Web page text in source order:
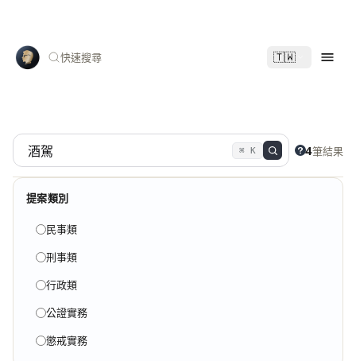
快速搜尋 🇹🇼
⌘ K 4筆結果
提案類別
民事類
刑事類
行政類
公證實務
懲戒實務